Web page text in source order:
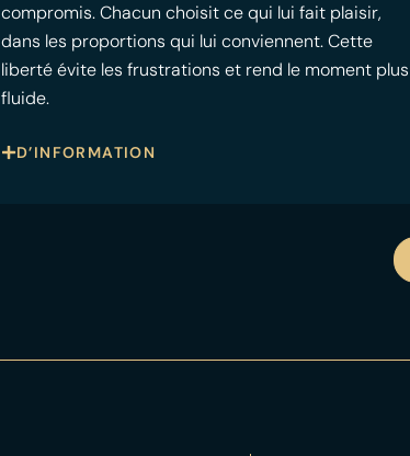
compromis. Chacun choisit ce qui lui fait plaisir,
dans les proportions qui lui conviennent. Cette
liberté évite les frustrations et rend le moment plus
fluide.
D’INFORMATION